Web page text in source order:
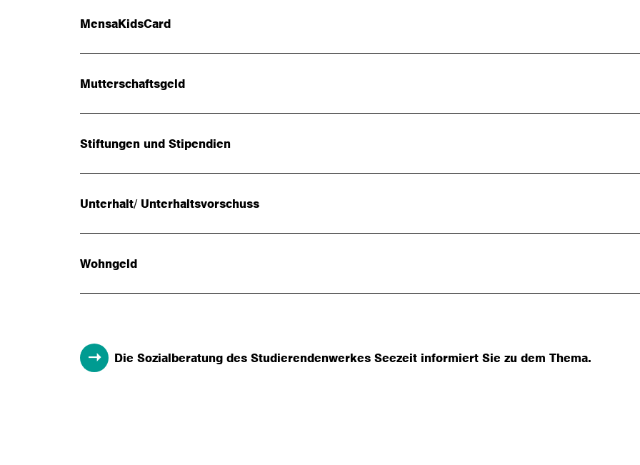
MensaKidsCard
Mutterschaftsgeld
Stiftungen und Stipendien
Unterhalt/ Unterhaltsvorschuss
Wohngeld
Die Sozialberatung des Studierendenwerkes Seezeit informiert Sie zu dem Thema.